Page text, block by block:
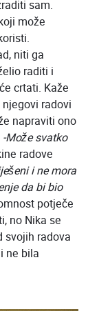
sam.
može
niti ga
raditi i
crtati. Kaže
radovi
napraviti ono
-Može svatko
radove
i ne mora
da bi bio
potječe
no Nika se
svojih radova
ne bila